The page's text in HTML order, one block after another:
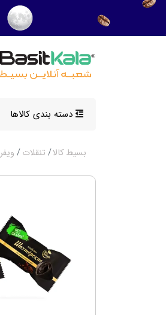
دسته بندی کالاها
بسیط کالا تنقلات ویفر